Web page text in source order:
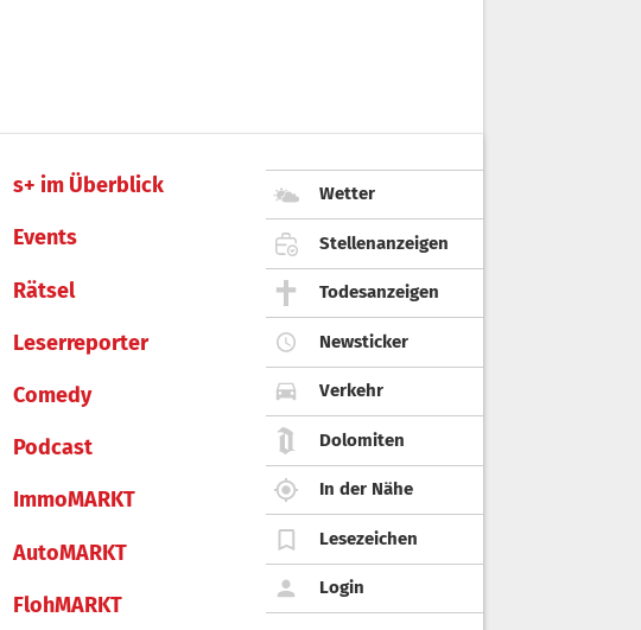
s+ im Überblick
Events
Rätsel
Leserreporter
Comedy
Podcast
ImmoMARKT
AutoMARKT
FlohMARKT
Wetter
Stellenanzeigen
Todesanzeigen
Newsticker
Verkehr
Dolomiten
In der Nähe
Lesezeichen
Login